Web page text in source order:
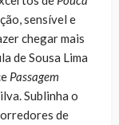
sensível e
chegar mais
de Sousa Lima
Passagem
Sublinha o
de